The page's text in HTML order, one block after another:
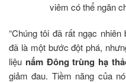
viêm có thể ngăn
“Chúng tôi đã rất ngạc
đã là một bước đột phá,
liệu nấm Đông trùng hạ
giảm đau. Tiềm năng của